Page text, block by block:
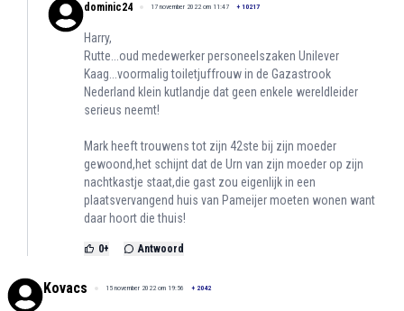
dominic24 17 november 2022 om 11:47 + 10217
Harry,
Rutte...oud medewerker personeelszaken Unilever
Kaag...voormalig toiletjuffrouw in de Gazastrook
Nederland klein kutlandje dat geen enkele wereldleider
serieus neemt!
Mark heeft trouwens tot zijn 42ste bij zijn moeder
gewoond,het schijnt dat de Urn van zijn moeder op zijn
nachtkastje staat,die gast zou eigenlijk in een
plaatsvervangend huis van Pameijer moeten wonen want
daar hoort die thuis!
0+ Antwoord
Kovacs 15 november 2022 om 19:56 + 2042